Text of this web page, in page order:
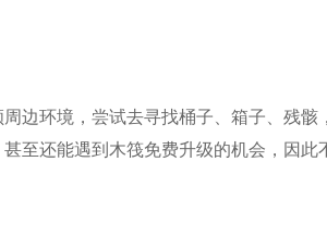
边环境，尝试去寻找桶子、箱子、残骸
至还能遇到木筏免费升级的机会，因此